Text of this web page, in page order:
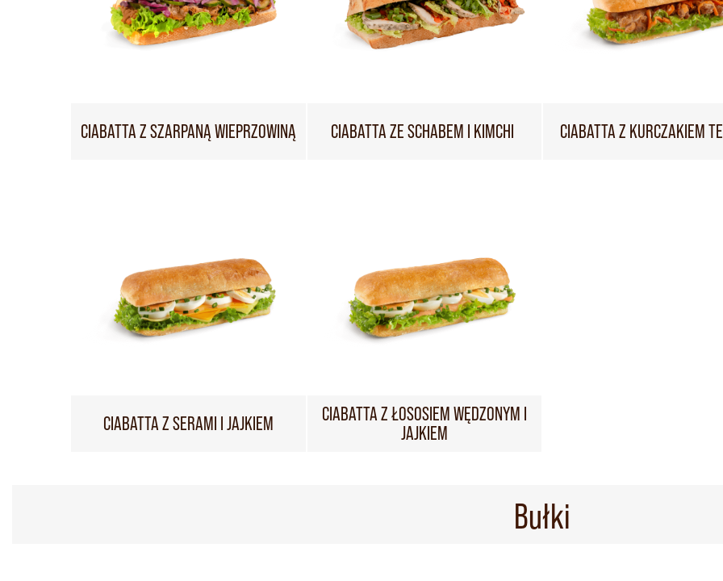
CIABATTA Z SZARPANĄ WIEPRZOWINĄ CIABATTA ZE SCHABEM I KIMCHI CIABATTA Z KURCZAKIEM
CIABATTA Z SERAMI I JAJKIEM
CIABATTA Z ŁOSOSIEM WĘDZONYM I
JAJKIEM
Bułki